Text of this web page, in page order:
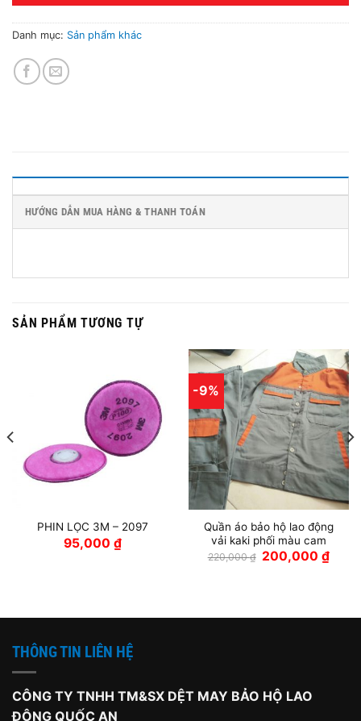
Danh mục: Sản phẩm khác
HƯỚNG DẪN MUA HÀNG & THANH TOÁN
SẢN PHẨM TƯƠNG TỰ
PHIN LỌC 3M – 2097
95,000 ₫
-9%
Quần áo bảo hộ lao động
vải kaki phối màu cam
220,000₫ Giá
gốc
200,000₫Giá
THÔNG TIN LIÊN HỆ
CÔNG TY TNHH TM&SX DỆT MAY BẢO HỘ LAO
ĐỘNG QUỐC AN